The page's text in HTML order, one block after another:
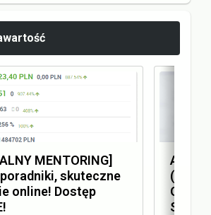
MENTORING]
skuteczne
online! Dostęp
(AEO)
SEO